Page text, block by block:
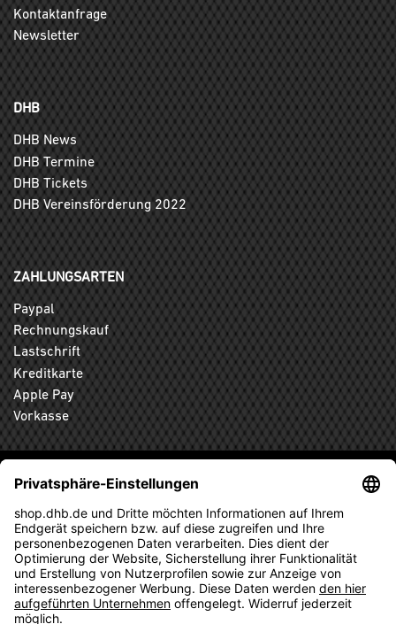
Kontaktanfrage
Newsletter
DHB
DHB News
DHB Termine
DHB Tickets
DHB Vereinsförderung 2022
ZAHLUNGSARTEN
Paypal
Rechnungskauf
Lastschrift
Kreditkarte
Apple Pay
Vorkasse
ABONNIEREN SIE DEN KOSTENLOSEN DHB-FANSHOP
NEWSLETTER UND VERPASSEN SIE KEINE NEUIGKEIT ODER
AKTION MEHR.
ANMELDEN